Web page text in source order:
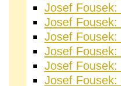
Josef
Josef
Josef
Josef
Josef
Josef